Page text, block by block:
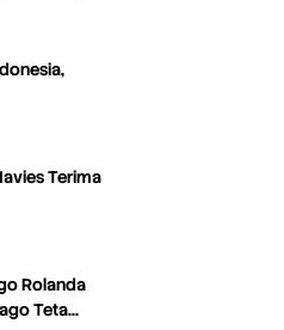
Terima
Rolanda
Teta…